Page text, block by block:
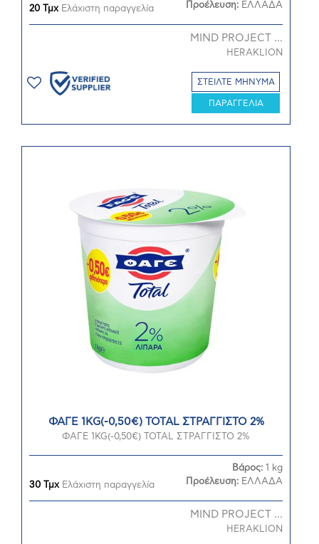
20 ΤμχΕλάχιστη παραγγελία
Προέλευση: ΕΛΛΑΔΑ
MIND PROJECT ...
HERAKLION
ΣΤΕΙΛΤΕ ΜΗΝΥΜΑ
ΠΑΡΑΓΓΕΛΙΑ
ΦΑΓΕ 1KG(-0,50€) TOTAL ΣΤΡΑΓΓΙΣΤΟ 2%
ΦΑΓΕ 1KG(-0,50€) TOTAL ΣΤΡΑΓΓΙΣΤΟ 2%
30 ΤμχΕλάχιστη παραγγελία
Βάρος: 1 kg
Προέλευση: ΕΛΛΑΔΑ
MIND PROJECT ...
HERAKLION